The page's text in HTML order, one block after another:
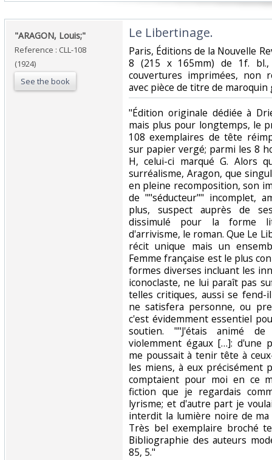
‎"ARAGON, Louis;"‎
Reference : CLL-108
(1924)
See the book
‎Le Libertinage.‎
‎Paris, Éditions de la Nouvelle
8 (215 x 165mm) de 1f. bl.,
couvertures imprimées, non
avec pièce de titre de maroquin
‎"Édition originale dédiée à
mais plus pour longtemps, le
108 exemplaires de tête
sur papier vergé; parmi les 8
H, celui-ci marqué G. Alors
surréalisme, Aragon, que
en pleine recomposition, son
de ""séducteur"" incomplet,
plus, suspect auprès de
dissimulé pour la forme
d'arrivisme, le roman. Que Le
récit unique mais un
Femme française est le plus
formes diverses incluant les
iconoclaste, ne lui paraît pas
telles critiques, aussi se
ne satisfera personne, ou
c'est évidemment essentiel
soutien. ""J'étais animé
violemment égaux […]: d'une
me poussait à tenir tête à
les miens, à eux précisément
comptaient pour moi en ce
fiction que je regardais
lyrisme; et d'autre part je
interdit la lumière noire de
Très bel exemplaire broché
Bibliographie des auteurs
85, 5."‎